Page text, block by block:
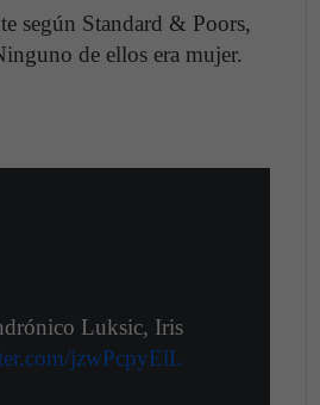
según Standard & Poors,
de ellos era mujer.
Luksic, Iris
jzwPcpyElL